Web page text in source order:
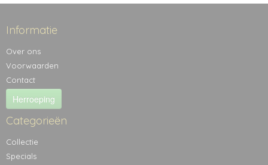
Informatie
Over ons
Voorwaarden
Contact
Herroeping
Categorieën
Collectie
Specials